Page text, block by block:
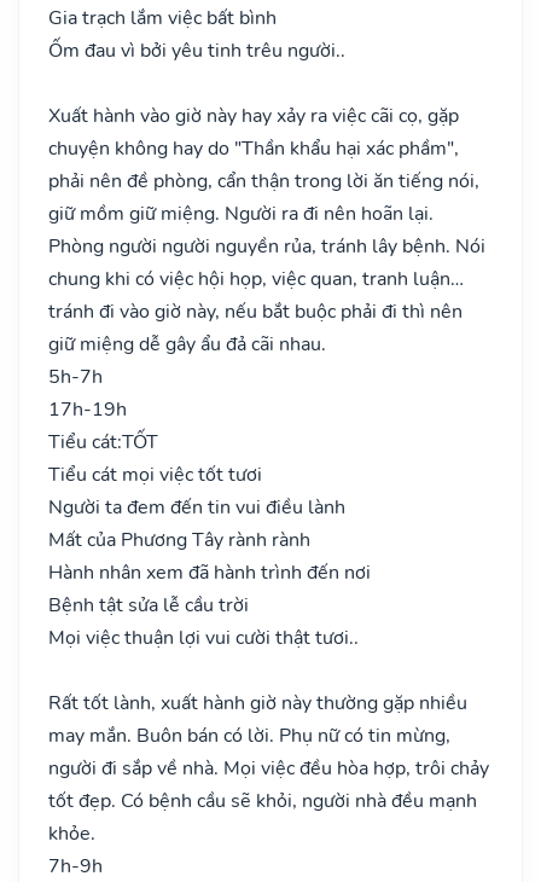
Gia trạch lắm việc bất bình
Ốm đau vì bởi yêu tinh trêu người..
Xuất hành vào giờ này hay xảy ra việc cãi cọ, gặp
chuyện không hay do "Thần khẩu hại xác phầm",
phải nên đề phòng, cẩn thận trong lời ăn tiếng nói,
giữ mồm giữ miệng. Người ra đi nên hoãn lại.
Phòng người người nguyền rủa, tránh lây bệnh. Nói
chung khi có việc hội họp, việc quan, tranh luận…
tránh đi vào giờ này, nếu bắt buộc phải đi thì nên
giữ miệng dễ gây ẩu đả cãi nhau.
5h-7h
17h-19h
Tiểu cát:TỐT
Tiểu cát mọi việc tốt tươi
Người ta đem đến tin vui điều lành
Mất của Phương Tây rành rành
Hành nhân xem đã hành trình đến nơi
Bệnh tật sửa lễ cầu trời
Mọi việc thuận lợi vui cười thật tươi..
Rất tốt lành, xuất hành giờ này thường gặp nhiều
may mắn. Buôn bán có lời. Phụ nữ có tin mừng,
người đi sắp về nhà. Mọi việc đều hòa hợp, trôi chảy
tốt đẹp. Có bệnh cầu sẽ khỏi, người nhà đều mạnh
khỏe.
7h-9h